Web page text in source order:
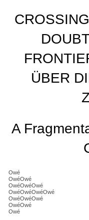
ÜBER
A
Owé
OwéOwé
OwéOwéOwé
OwéOwéOwéOwé
OwéOwéOwé
OwéOwé
Owé